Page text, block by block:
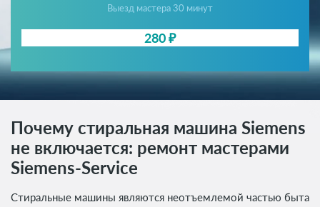
Выезд мастера 30 минут
280 ₽
Почему стиральная машина Siemens
не включается: ремонт мастерами
Siemens-Service
Стиральные машины являются неотъемлемой частью быта